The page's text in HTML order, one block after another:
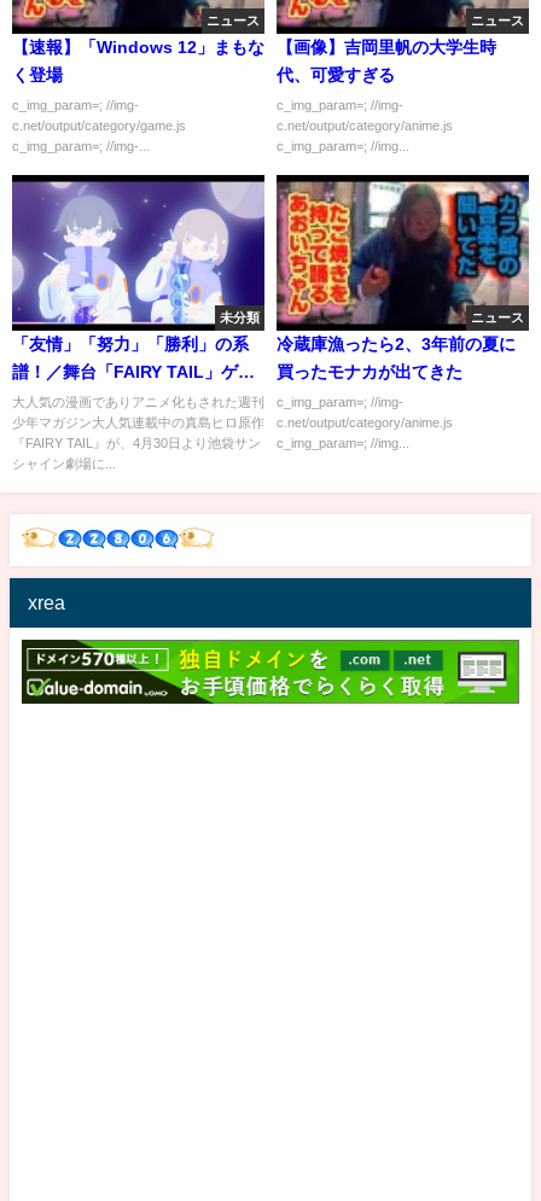
ニュース
【速報】「Windows 12」まもな
く登場
c_img_param=; //img-
c.net/output/category/game.js
c_img_param=; //img-...
ニュース
【画像】吉岡里帆の大学生時
代、可愛すぎる
c_img_param=; //img-
c.net/output/category/anime.js
c_img_param=; //img...
未分類
「友情」「努力」「勝利」の系
譜！／舞台「FAIRY TAIL」ゲネ
プロレポート
大人気の漫画でありアニメ化もされた週刊
少年マガジン大人気連載中の真島ヒロ原作
『FAIRY TAIL』が、4月30日より池袋サン
シャイン劇場に...
ニュース
冷蔵庫漁ったら2、3年前の夏に
買ったモナカが出てきた
c_img_param=; //img-
c.net/output/category/anime.js
c_img_param=; //img...
xrea